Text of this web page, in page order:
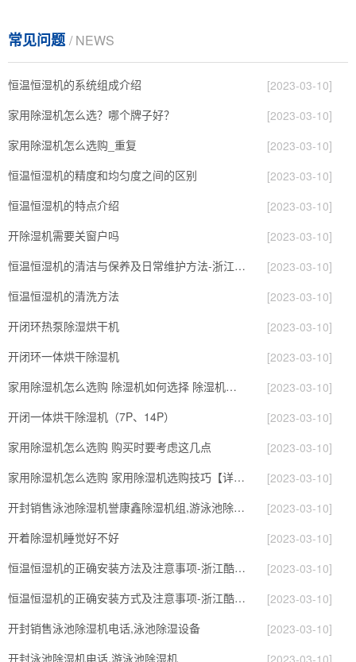
常见问题/ NEWS
恒温恒湿机的系统组成介绍
[2023-03-10]
家用除湿机怎么选？哪个牌子好？
[2023-03-10]
家用除湿机怎么选购_重复
[2023-03-10]
恒温恒湿机的精度和均匀度之间的区别
[2023-03-10]
恒温恒湿机的特点介绍
[2023-03-10]
开除湿机需要关窗户吗
[2023-03-10]
恒温恒湿机的清洁与保养及日常维护方法-浙江酷尔环境
[2023-03-10]
恒温恒湿机的清洗方法
[2023-03-10]
开闭环热泵除湿烘干机
[2023-03-10]
开闭环一体烘干除湿机
[2023-03-10]
家用除湿机怎么选购 除湿机如何选择 除湿机怎么选
[2023-03-10]
开闭一体烘干除湿机（7P、14P）
[2023-03-10]
家用除湿机怎么选购 购买时要考虑这几点
[2023-03-10]
家用除湿机怎么选购 家用除湿机选购技巧【详解】
[2023-03-10]
开封销售泳池除湿机誉康鑫除湿机组,游泳池除湿机
[2023-03-10]
开着除湿机睡觉好不好
[2023-03-10]
恒温恒湿机的正确安装方法及注意事项-浙江酷环境
[2023-03-10]
恒温恒湿机的正确安装方式及注意事项-浙江酷尔环境
[2023-03-10]
开封销售泳池除湿机电话,泳池除湿设备
[2023-03-10]
开封泳池除湿机电话,游泳池除湿机